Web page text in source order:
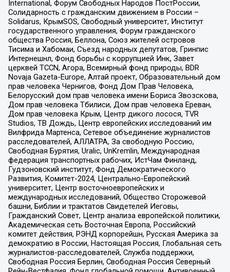
International, Форум Свободных Народов ПостРоссии,
Солидарность с гражданским движением в России –
Solidarus, КрымSOS, Свободный университет, Институт
государственного управления, Форум гражданского
общества Россия, Беллона, Союз жителей островов
Тисима и Хабомаи, Съезд народных депутатов, Гринпис
Интернешнл, Фонд борьбы с коррупцией Инк, Завет
церквей TCCN, Агора, Всемирный фонд природы, BDR
Novaja Gazeta-Europe, Алтай проект, Образовательный дом
прав человека Чернигов, Фонд Дом Прав Человека,
Белорусский дом прав человека имени Бориса Звозскова,
Дом прав человека Тбилиси, Дом прав человека Ереван,
Дом прав человека Крым, Центр дикого лосося, TVR
Studios, ТВ Дождь, Центр европейских исследований им
Вилфрида Мартенса, Сетевое объединение журналистов
расследователей, АЛЛАТРА, За свободную Россию,
Свободная Бурятия, Uralic, UnKremlin, Международная
федерация транспортных рабочих, ИстЧам Финланд,
Гудзоновский институт, Фонд Демократического
Развития, Комитет-2024, Центрально-Европейский
университет, Центр восточноевропейских и
международных исследований, Общество Сторожевой
башни, Библии и трактатов Свидетелей Иеговы,
Гражданский Совет, Центр анализа европейской политики,
Академическая сеть Восточная Европа, Российский
комитет действия, РЭНД корпорейшн, Русская Америка за
демократию в России, Настоящая Россия, Глобальная сеть
журналистов-расследователей, Служба поддержки,
Свободная Россия Берлин, Свободная Россия Северный